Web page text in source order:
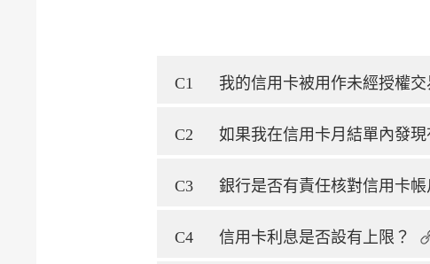
C1 我的信用卡被用作未經授權
C2 如果我在信用卡月結單內發
C3 銀行是否有責任核對信用卡
C4 信用卡利息是否設有上限？